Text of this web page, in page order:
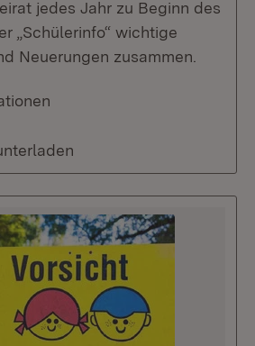
jedes Jahr zu Beginn des
„Schülerinfo“ wichtige
Neuerungen zusammen.